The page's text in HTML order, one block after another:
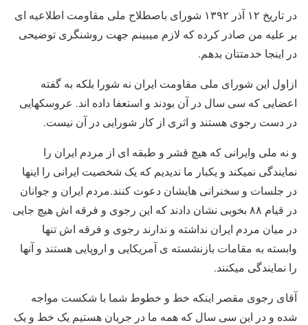
در تاریخ ۱۲ آذر ۱۳۹۲ شورای باصطلاح ملی مقاومت اطلاعیه ای
بر علیه من صادر کرده که لازم میبینم جهت روشنگری توضیحی
در اینجا خدمتتان بدهم.
ازاول این شورای ملی مقاومت ایران نه شورا بلکه به گفته
اعضایی که سی سال در آن بودند و استعفا داده اند. عروسکهایی
در دست رجوی هستند و اثری از کار شورایی در آن نیست.
و نه ملی وایرانی که هیچ قشر و طبقه ای از مردم ایران را
نمایندگی نمیکند و یکبار ما ندیدیم که یک شخصیت ایرانی را اینها
در جلسات و سخنرانی هایشان دعوت کنند.مردم ایران و جوانان
در قیام ۸۸ بخوبی نشان دادند که این رجوی و فرقه اش هیچ جایی
در میان مردم ایران نداشته و ندارند رجوی و فرقه اش تنها
وابسته به مقامات بازنشسته ی آمریکایی و اروپایی هستند و آنها
را نمایندگی میکنند.
آقای رجوی مقصر اینکه خط و خطوط شما با شکست مواجه
شده و در این سی سال که همه ما در جریان هستیم یک خط و یک